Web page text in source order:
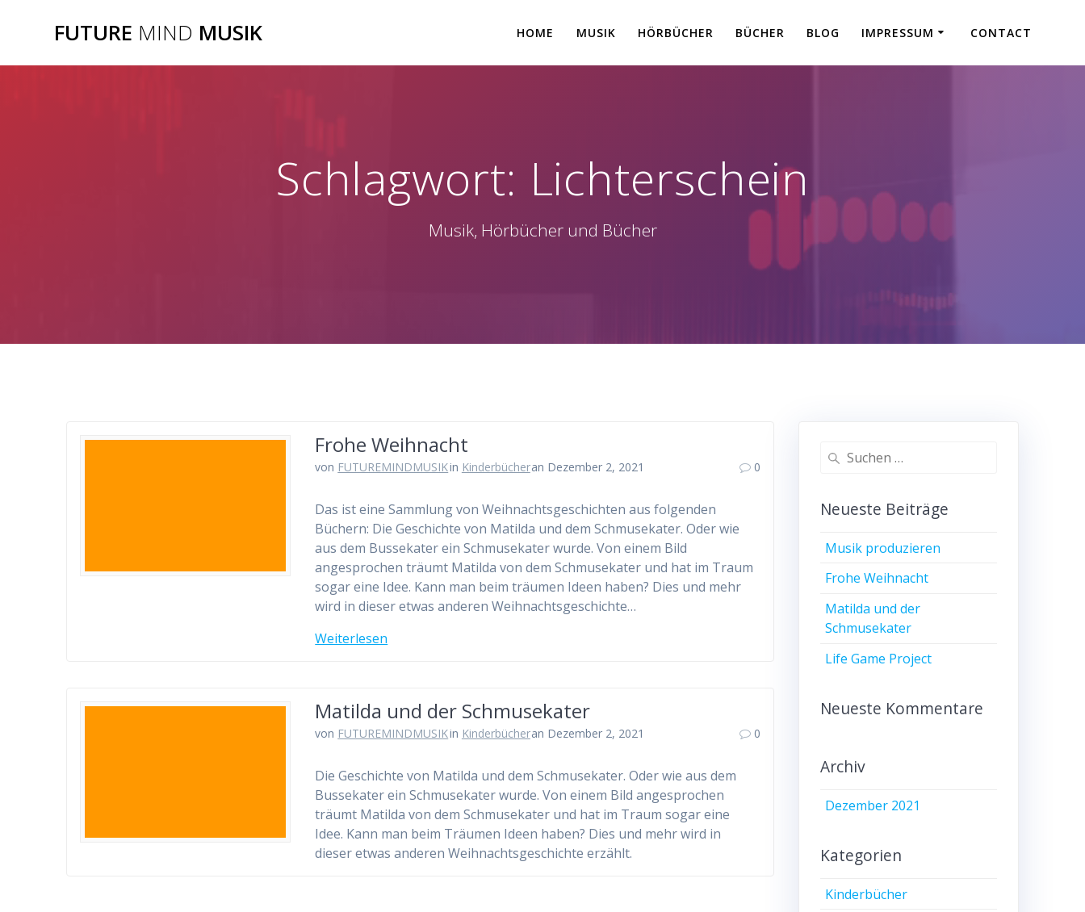
FUTURE MIND MUSIK HOME MUSIK HÖRBÜCHER BÜCHER BLOG IMPRESSUM CONTACT
Schlagwort: Lichterschein
Musik, Hörbücher und Bücher
Frohe Weihnacht
von FUTUREMINDMUSIKin Kinderbücheran Dezember 2, 2021 0
Das ist eine Sammlung von Weihnachtsgeschichten aus folgenden
Büchern: Die Geschichte von Matilda und dem Schmusekater. Oder wie
aus dem Bussekater ein Schmusekater wurde. Von einem Bild
angesprochen träumt Matilda von dem Schmusekater und hat im Traum
sogar eine Idee. Kann man beim träumen Ideen haben? Dies und mehr
wird in dieser etwas anderen Weihnachtsgeschichte…
Weiterlesen
Matilda und der Schmusekater
von FUTUREMINDMUSIKin Kinderbücheran Dezember 2, 2021 0
Die Geschichte von Matilda und dem Schmusekater. Oder wie aus dem
Bussekater ein Schmusekater wurde. Von einem Bild angesprochen
träumt Matilda von dem Schmusekater und hat im Traum sogar eine
Idee. Kann man beim Träumen Ideen haben? Dies und mehr wird in
dieser etwas anderen Weihnachtsgeschichte erzählt.
Suchen
Neueste Beiträge
Musik produzieren
Frohe Weihnacht
Matilda und der
Schmusekater
Life Game Project
Neueste Kommentare
Archiv
Dezember 2021
Kategorien
Kinderbücher